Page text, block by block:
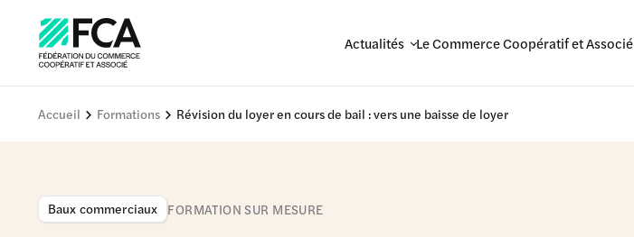
Actualités Le Commerce Coopératif et Associé
Accueil Formations Révision du loyer en cours de bail : vers une baisse de loyer
Baux commerciaux FORMATION SUR MESURE